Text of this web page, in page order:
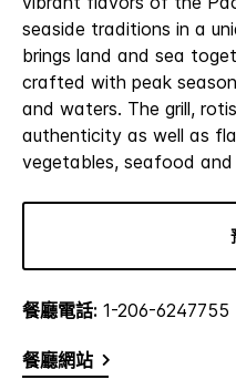
seaside traditions in a
brings land and sea
crafted with peak
and waters. The grill,
authenticity as well as
vegetables, seafood
餐廳電話: 1-206-6247755
餐廳網站